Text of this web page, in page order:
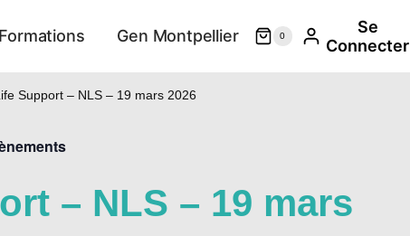
Gen Montpellier 0
Se
Connecter
Support – NLS – 19 mars 2026
– NLS – 19 mars